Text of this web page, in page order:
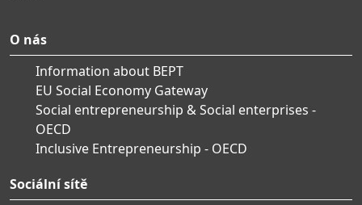
O nás
Information about BEPT
EU Social Economy Gateway
Social entrepreneurship & Social enterprises -
OECD
Inclusive Entrepreneurship - OECD
Sociální sítě